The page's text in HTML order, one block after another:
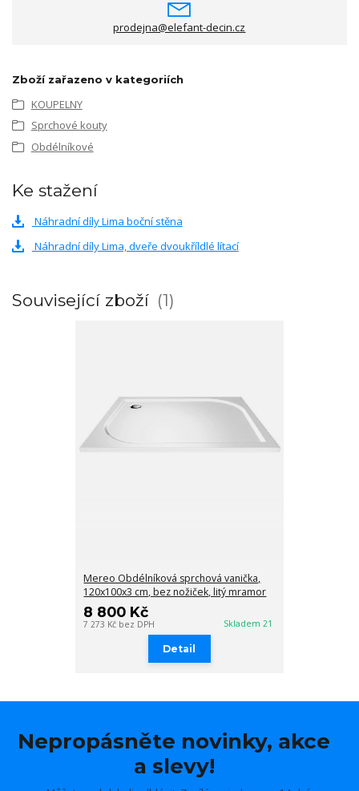
prodejna@elefant-decin.cz
Zboží zařazeno v kategoriích
KOUPELNY
Sprchové kouty
Obdélníkové
Ke stažení
Náhradní díly Lima boční stěna
Náhradní díly Lima, dveře dvoukříldlé lítací
Související zboží 1
Mereo Obdélníková sprchová vanička,
120x100x3 cm, bez nožiček, litý mramor
8 800 Kč
7 273 Kč bez DPH Skladem 21
Detail
Nepropásněte novinky, akce
a slevy!